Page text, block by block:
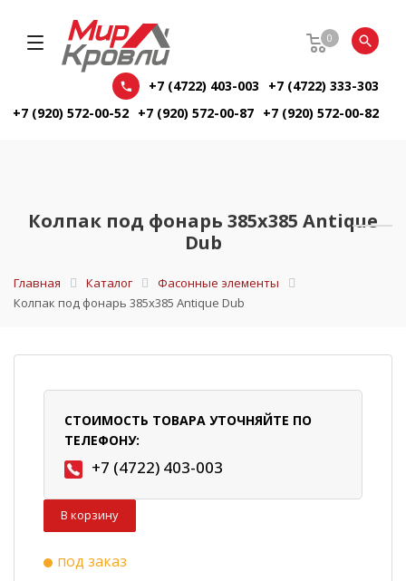
0
+7 (4722) 403-003
+7 (4722) 333-303
+7 (920) 572-00-52 +7 (920) 572-00-87 +7 (920) 572-00-82
Колпак под фонарь 385х385 Antique
Dub
Главная Каталог
Фасонные элементы
Колпак под фонарь 385х385 Antique Dub
СТОИМОСТЬ ТОВАРА УТОЧНЯЙТЕ ПО
ТЕЛЕФОНУ:
+7 (4722) 403-003
В корзину
под заказ